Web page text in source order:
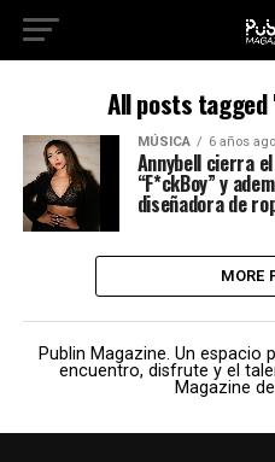
All posts tagged
MÚSICA 6 años ago
Annybell cierra
“F*ckBoy” y
diseñadora de
MORE
Publin Magazine. Un espacio
encuentro, disfrute y el
Magazine